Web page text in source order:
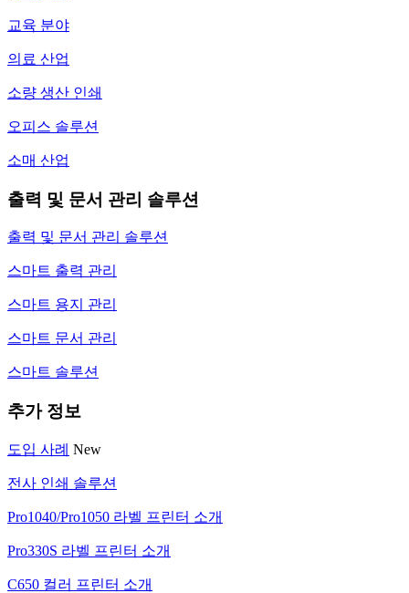
교육 분야
의료 산업
소량 생산 인쇄
오피스 솔루션
소매 산업
출력 및 문서 관리 솔루션
출력 및 문서 관리 솔루션
스마트 출력 관리
스마트 용지 관리
스마트 문서 관리
스마트 솔루션
추가 정보
도입 사례 New
전사 인쇄 솔루션
Pro1040/Pro1050 라벨 프린터 소개
Pro330S 라벨 프린터 소개
C650 컬러 프린터 소개